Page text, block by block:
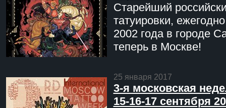
Старейший
татуировки,
2002 года в городе
теперь в Москве!
25 января 2017
3-я московская
15-16-17 сентября